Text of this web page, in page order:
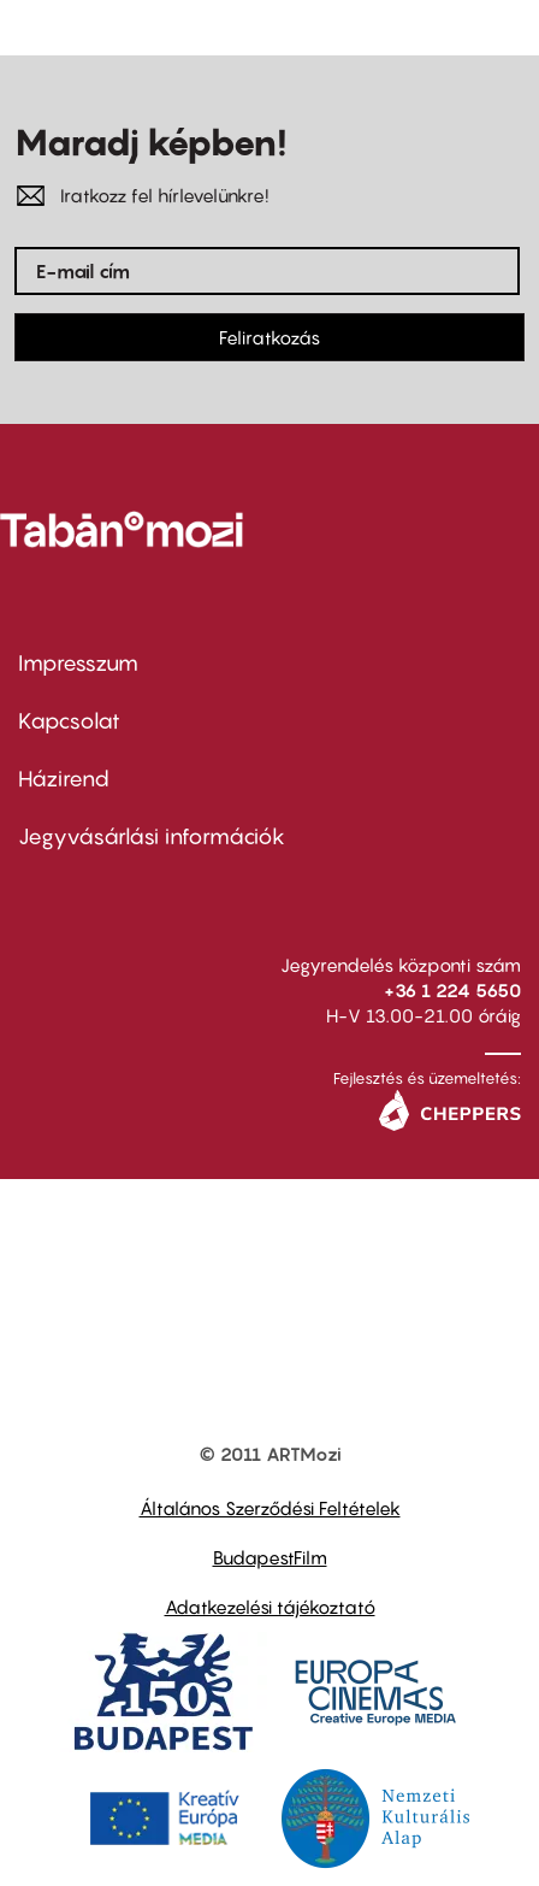
Maradj képben!
Iratkozz fel hírlevelünkre!
Feliratkozás
Footer
first
Impresszum
Kapcsolat
Footer
second
Házirend
Jegyvásárlási információk
Jegyrendelés központi szám
+36 1 224 5650
H-V 13.00-21.00 óráig
Fejlesztés és üzemeltetés:
© 2011 ARTMozi
Általános Szerződési Feltételek
BudapestFilm
Adatkezelési tájékoztató